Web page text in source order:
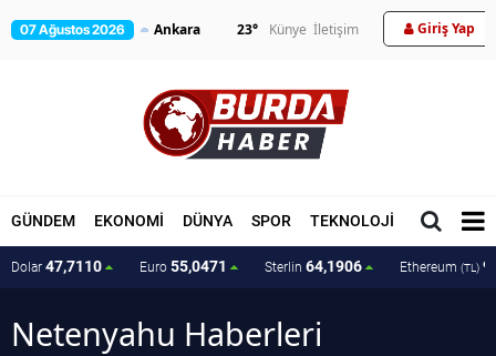
07 Ağustos 2026 23° Künye İletişim Giriş Yap
GÜNDEM EKONOMİ DÜNYA SPOR TEKNOLOJİ MAGAZİN
Dolar 47,7110 Euro 55,0471 Sterlin 64,1906 Ethereum (TL)
Netenyahu Haberleri